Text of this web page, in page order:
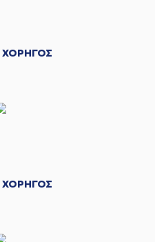
ΧΟΡΗΓΟΣ
ΧΟΡΗΓΟΣ